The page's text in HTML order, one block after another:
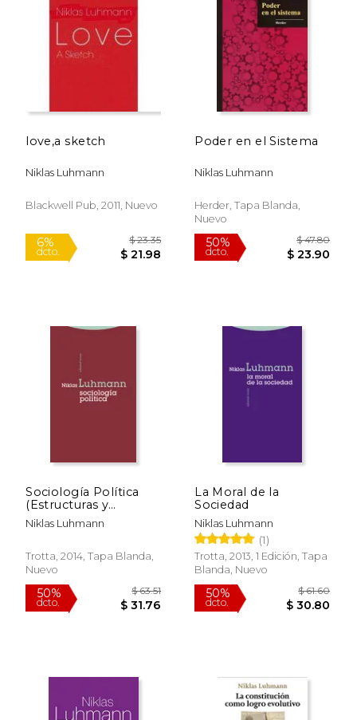
12%
dcto.
15%
dcto.
love,a sketch
Niklas Luhmann
Blackwell Pub, 2011, Nuevo
Poder en el Sistema
Niklas Luhmann
Herder, Tapa Blanda,
Nuevo
Sociología Política
(Estructuras y
Procesos. Ciencias
Sociales)
Niklas Luhmann
Trotta, 2014, Tapa Blanda,
Nuevo
La Moral de la
Sociedad
Niklas Luhmann
(1)
Trotta, 2013, 1 Edición, Tapa
Blanda, Nuevo